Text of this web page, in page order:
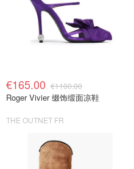
€165.00 €1100.00
Roger Vivier 缀饰缎面凉鞋
THE OUTNET FR